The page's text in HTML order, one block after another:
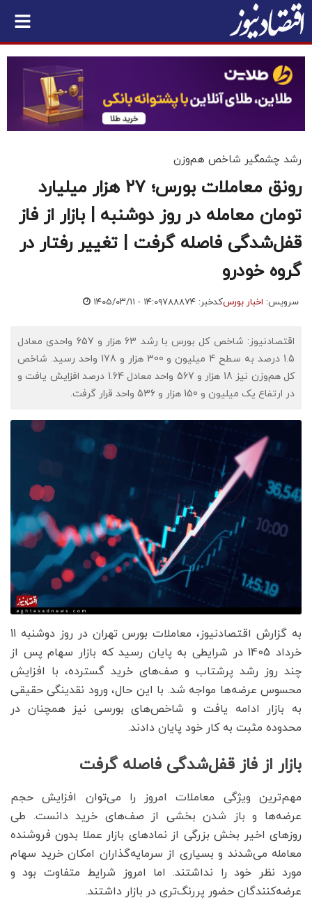
رشد چشمگیر شاخص هم‌وزن
رونق معاملات بورس؛ ۲۷ هزار میلیارد
تومان معامله در روز دوشنبه | بازار از فاز
قفل‌شدگی فاصله گرفت | تغییر رفتار در
گروه خودرو
سرویس: اخبار بورسکدخبر: ۷۸۸۸۷۴ ۱۴۰۵/۰۳/۱۱ - ۱۴:۰۹
اقتصادنیوز: شاخص کل بورس با رشد 63 هزار و 657 واحدی معادل
1.5 درصد به سطح 4 میلیون و 300 هزار و 178 واحد رسید. شاخص
کل هم‌وزن نیز 18 هزار و 567 واحد معادل 1.64 درصد افزایش یافت و
در ارتفاع یک میلیون و 150 هزار و 536 واحد قرار گرفت.
به گزارش اقتصادنیوز، معاملات بورس تهران در روز دوشنبه 11
خرداد 1405 در شرایطی به پایان رسید که بازار سهام پس از
چند روز رشد پرشتاب و صف‌های خرید گسترده، با افزایش
محسوس عرضه‌ها مواجه شد. با این حال، ورود نقدینگی حقیقی
به بازار ادامه یافت و شاخص‌های بورسی نیز همچنان در
محدوده مثبت به کار خود پایان دادند.
بازار از فاز قفل‌شدگی فاصله گرفت
مهم‌ترین ویژگی معاملات امروز را می‌توان افزایش حجم
عرضه‌ها و باز شدن بخشی از صف‌های خرید دانست. طی
روزهای اخیر بخش بزرگی از نمادهای بازار عملا بدون فروشنده
معامله می‌شدند و بسیاری از سرمایه‌گذاران امکان خرید سهام
مورد نظر خود را نداشتند. اما امروز شرایط متفاوت بود و
عرضه‌کنندگان حضور پررنگ‌تری در بازار داشتند.